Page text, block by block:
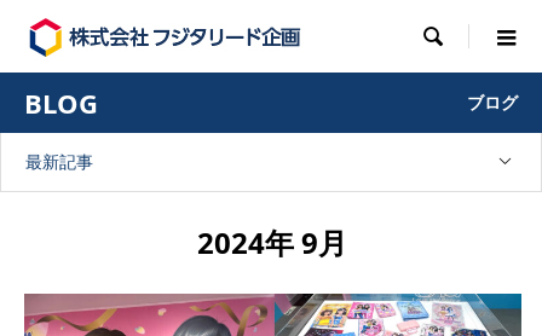

BLOG ブログ
最新記事
2024年 9月